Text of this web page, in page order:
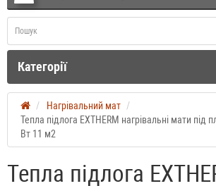
Категорії
Нагрівальний мат
Тепла підлога EXTHERM нагрівальні мати під
Вт 11 м2
Тепла підлога